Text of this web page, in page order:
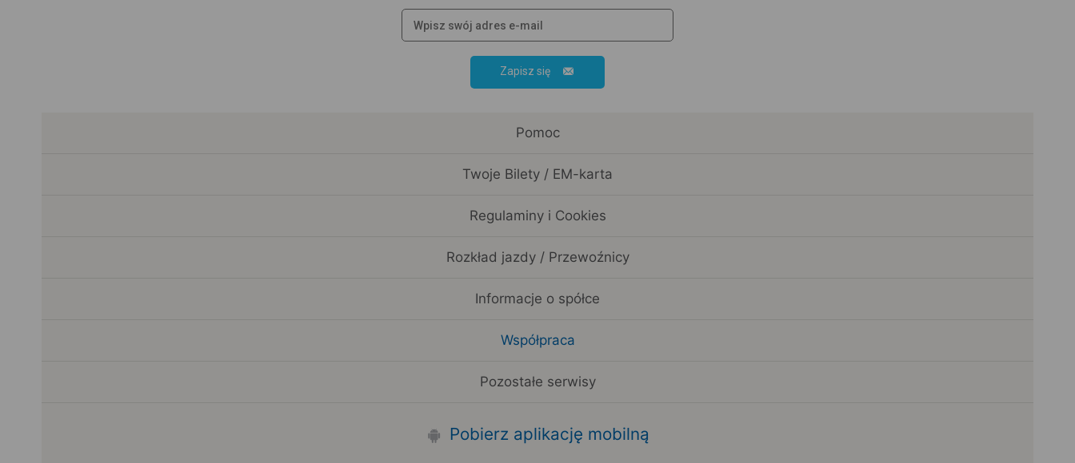
Zapisz się
Pomoc
Twoje Bilety / EM-karta
Regulaminy i Cookies
Rozkład jazdy / Przewoźnicy
Informacje o spółce
Współpraca
Pozostałe serwisy
Pobierz aplikację mobilną